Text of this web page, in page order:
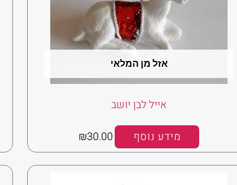
אזל מן המלאי
אייל לבן יושב
מידע נוסף
₪30.00